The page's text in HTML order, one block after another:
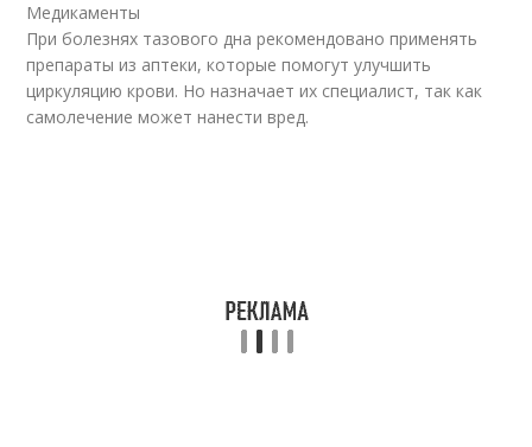
Медикаменты
При болезнях тазового дна рекомендовано применять
препараты из аптеки, которые помогут улучшить
циркуляцию крови. Но назначает их специалист, так как
самолечение может нанести вред.